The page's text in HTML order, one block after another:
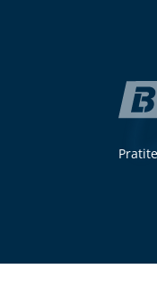
PREKINULA
uradila nešto